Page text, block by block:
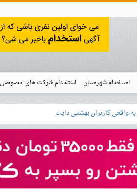
استخدام شهرستان استخدام شرکت های خصوصی